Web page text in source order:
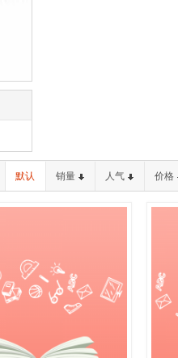
默认 销量 人气 价格